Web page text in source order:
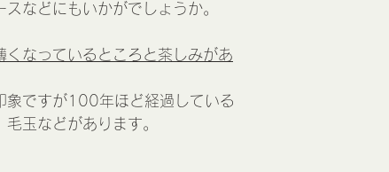
などにもいかがでしょうか。
なっているところと茶しみがあ
象ですが100年ほど経過している
玉などがあります。